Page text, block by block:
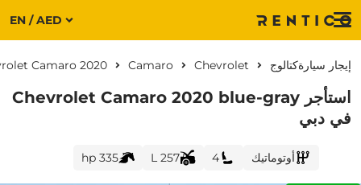
EN / AED
Menu
استأجر Chevrolet Camaro 2020 blue-gray
في دبي
إيجار سيارةكتالوج Chevrolet
Camaro
Camaro 2020
أوتوماتيك 4
257 L
335 hp